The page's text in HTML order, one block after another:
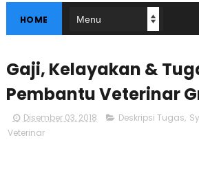
HOME
Gaji, Kelayakan &
Pembantu Veterinar
Disember 03, 2018 Deskripsi Tugas,
Veterinar